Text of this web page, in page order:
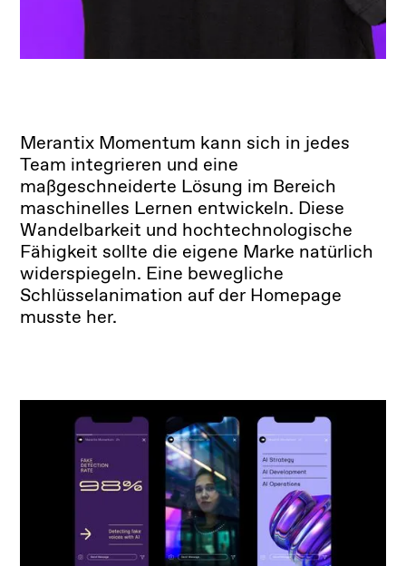
Merantix Momentum kann sich in jedes
Team integrieren und eine
maßgeschneiderte Lösung im Bereich
maschinelles Lernen entwickeln. Diese
Wandelbarkeit und hochtechnologische
Fähigkeit sollte die eigene Marke natürlich
widerspiegeln. Eine bewegliche
Schlüsselanimation auf der Homepage
musste her.